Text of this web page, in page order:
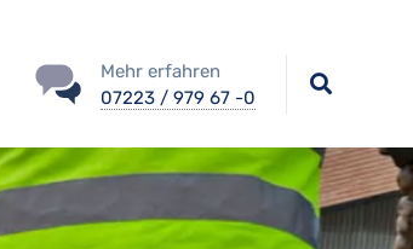
Mehr erfahren
07223 / 979 67 -0